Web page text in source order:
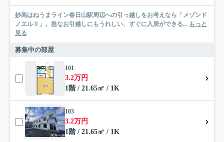
妙高はねうまライン春日山駅周辺への引っ越しをお考えなら「メゾンド
ノエルⅡ」。急なお引越しにもうれしい、すぐに入居ができる... もっと
見る
募集中の部屋
101
3.2万円
1階 / 21.65㎡ / 1K
103
3.2万円
1階 / 21.65㎡ / 1K